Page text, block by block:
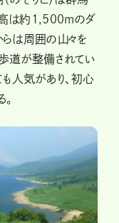
は約1,500mのダ
らは周囲の山々を
道が整備されてい
も人気があり、初心